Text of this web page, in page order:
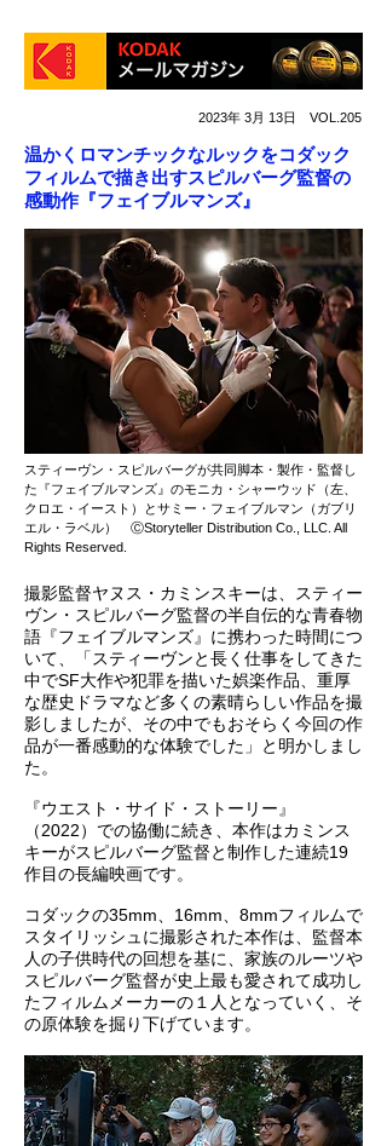
2023年 3月 13日 VOL.205
温かくロマンチックなルックをコダック
フィルムで描き出すスピルバーグ監督の
感動作『フェイブルマンズ』
スティーヴン・スピルバーグが共同脚本・製作・監督し
た『フェイブルマンズ』のモニカ・シャーウッド（左、
クロエ・イースト）とサミー・フェイブルマン（ガブリ
エル・ラベル） ⒸStoryteller Distribution Co., LLC. All
Rights Reserved.
撮影監督ヤヌス・カミンスキーは、スティー
ヴン・スピルバーグ監督の半自伝的な青春物
語『フェイブルマンズ』に携わった時間につ
いて、「スティーヴンと長く仕事をしてきた
中でSF大作や犯罪を描いた娯楽作品、重厚
な歴史ドラマなど多くの素晴らしい作品を撮
影しましたが、その中でもおそらく今回の作
品が一番感動的な体験でした」と明かしまし
た。
『ウエスト・サイド・ストーリー』
（2022）での協働に続き、本作はカミンス
キーがスピルバーグ監督と制作した連続19
作目の長編映画です。
コダックの35mm、16mm、8mmフィルムで
スタイリッシュに撮影された本作は、監督本
人の子供時代の回想を基に、家族のルーツや
スピルバーグ監督が史上最も愛されて成功し
たフィルムメーカーの１人となっていく、そ
の原体験を掘り下げています。